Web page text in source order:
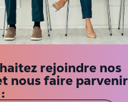
rejoindre nos
nous faire parvenir